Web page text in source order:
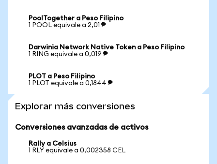
PoolTogether a Peso Filipino
1 POOL equivale a 2,01 ₱
Darwinia Network Native Token a Peso Filipino
1 RING equivale a 0,019 ₱
PLOT a Peso Filipino
1 PLOT equivale a 0,1844 ₱
Explorar más conversiones
Conversiones avanzadas de activos
Rally a Celsius
1 RLY equivale a 0,002358 CEL